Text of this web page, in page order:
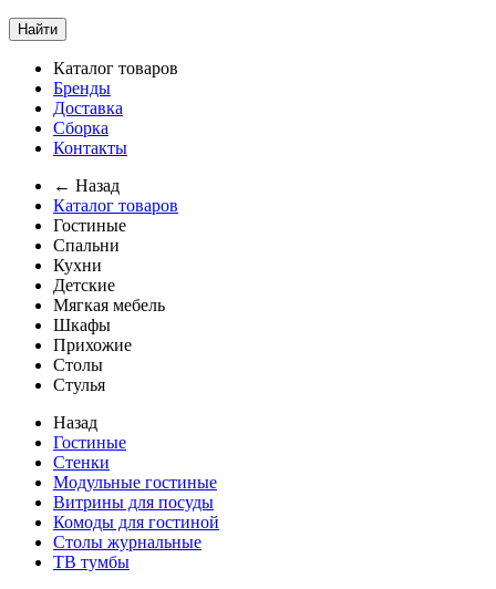
Найти
Каталог товаров
Бренды
Доставка
Сборка
Контакты
← Назад
Каталог товаров
Гостиные
Спальни
Кухни
Детские
Мягкая мебель
Шкафы
Прихожие
Столы
Стулья
Назад
Гостиные
Стенки
Модульные гостиные
Витрины для посуды
Комоды для гостиной
Столы журнальные
ТВ тумбы